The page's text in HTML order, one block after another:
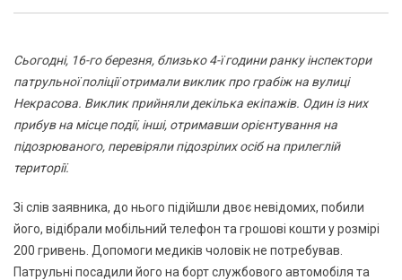
Сьогодні, 16-го березня, близько 4-ї години ранку інспектори
патрульної поліції отримали виклик про грабіж на вулиці
Некрасова. Виклик прийняли декілька екіпажів. Один із них
прибув на місце події, інші, отримавши орієнтування на
підозрюваного, перевіряли підозрілих осіб на прилеглій
території.
Зі слів заявника, до нього підійшли двоє невідомих, побили
його, відібрали мобільний телефон та грошові кошти у розмірі
200 гривень. Допомоги медиків чоловік не потребував.
Патрульні посадили його на борт службового автомобіля та